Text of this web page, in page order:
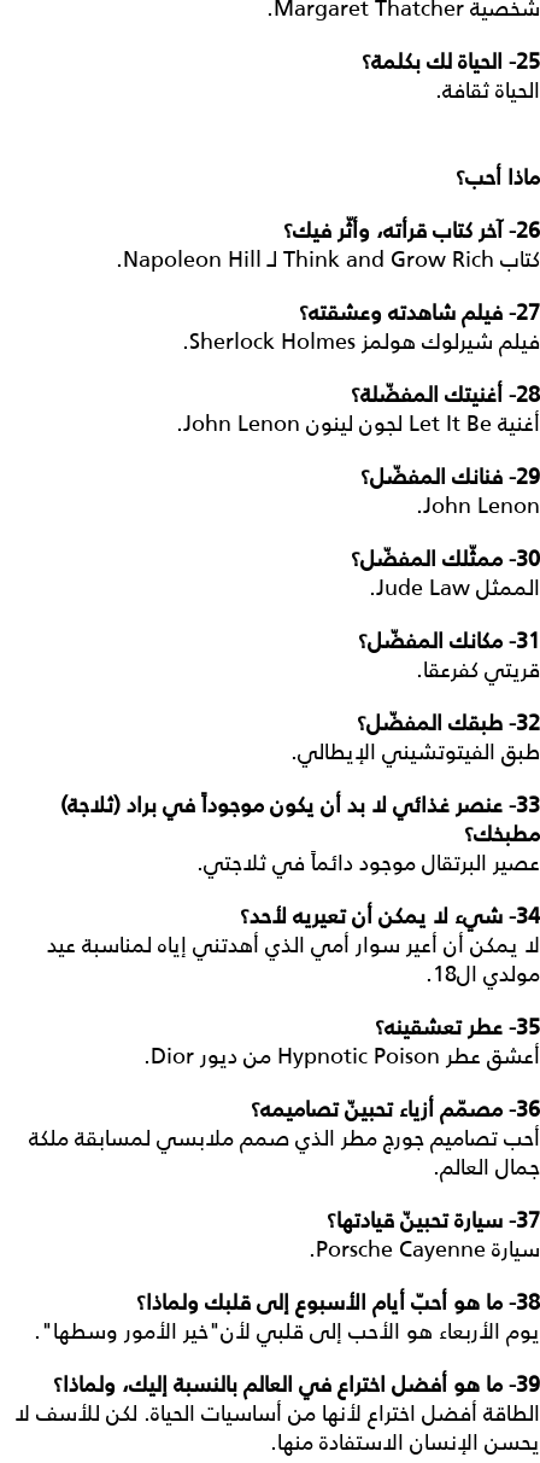
شخصية Margaret Thatcher.
25- الحياة لك بكلمة؟
الحياة ثقافة.
ماذا أحب؟
26- آخر كتاب قرأته، وأثّر فيك؟
كتاب Think and Grow Rich لـ Napoleon Hill.
27- فيلم شاهدته وعشقته؟
فيلم شيرلوك هولمز Sherlock Holmes.
28- أغنيتك المفضّلة؟
أغنية Let It Be لجون لينون John Lenon.
29- فنانك المفضّل؟
John Lenon.
30- ممثّلك المفضّل؟
الممثل Jude Law.
31- مكانك المفضّل؟
قريتي كفرعقا.
32- طبقك المفضّل؟
طبق الفيتوتشيني الإيطالي.
33- عنصر غذائي لا بد أن يكون موجوداً في براد (ثلاجة)
مطبخك؟
عصير البرتقال موجود دائماً في ثلاجتي.
34- شيء لا يمكن أن تعيريه لأحد؟
لا يمكن أن أعير سوار أمي الذي أهدتني إياه لمناسبة عيد
مولدي ال18.
35- عطر تعشقينه؟
أعشق عطر Hypnotic Poison من ديور Dior.
36- مصمّم أزياء تحبينّ تصاميمه؟
أحب تصاميم جورج مطر الذي صمم ملابسي لمسابقة ملكة
جمال العالم.
37- سيارة تحبينّ قيادتها؟
سيارة Porsche Cayenne.
38- ما هو أحبّ أيام الأسبوع إلى قلبك ولماذا؟
يوم الأربعاء هو الأحب إلى قلبي لأن"خير الأمور وسطها".
39- ما هو أفضل اختراع في العالم بالنسبة إليك، ولماذا؟
الطاقة أفضل اختراع لأنها من أساسيات الحياة. لكن للأسف لا
يحسن الإنسان الاستفادة منها.